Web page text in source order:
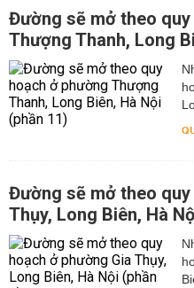
Đường sẽ mở theo
Thượng Thanh, Long
Đường sẽ mở theo
Thụy, Long Biên, Hà